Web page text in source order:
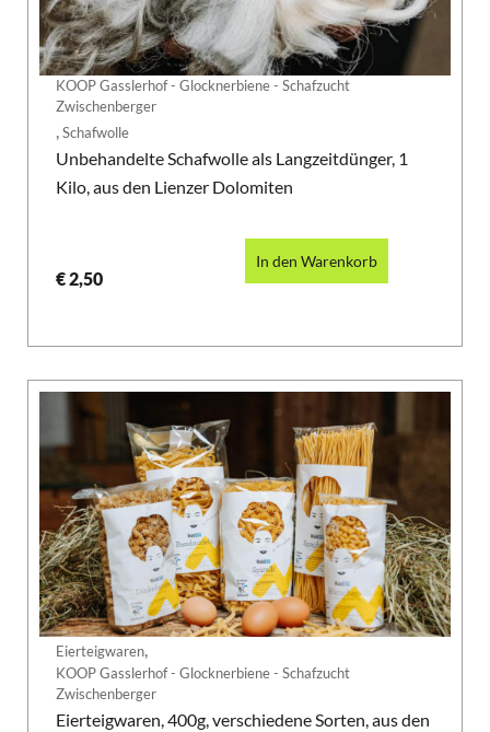
KOOP Gasslerhof - Glocknerbiene - Schafzucht
Zwischenberger
,Schafwolle
Unbehandelte Schafwolle als Langzeitdünger, 1
Kilo, aus den Lienzer Dolomiten
€2,50
In den Warenkorb
Eierteigwaren,
KOOP Gasslerhof - Glocknerbiene - Schafzucht
Zwischenberger
Eierteigwaren, 400g, verschiedene Sorten, aus den